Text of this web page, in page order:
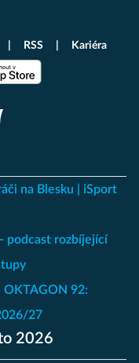
na Blesku
iSport
podcast rozbíjející
OKTAGON 92:
27
2026
RSS Kariéra